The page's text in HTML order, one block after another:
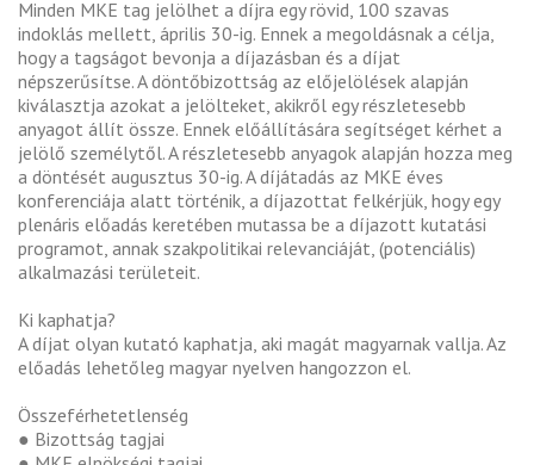
Minden MKE tag jelölhet a díjra egy rövid, 100 szavas
indoklás mellett, április 30-ig. Ennek a megoldásnak a célja,
hogy a tagságot bevonja a díjazásban és a díjat
népszerűsítse. A döntőbizottság az előjelölések alapján
kiválasztja azokat a jelölteket, akikről egy részletesebb
anyagot állít össze. Ennek előállítására segítséget kérhet a
jelölő személytől. A részletesebb anyagok alapján hozza meg
a döntését augusztus 30-ig. A díjátadás az MKE éves
konferenciája alatt történik, a díjazottat felkérjük, hogy egy
plenáris előadás keretében mutassa be a díjazott kutatási
programot, annak szakpolitikai relevanciáját, (potenciális)
alkalmazási területeit.
Ki kaphatja?
A díjat olyan kutató kaphatja, aki magát magyarnak vallja. Az
előadás lehetőleg magyar nyelven hangozzon el.
Összeférhetetlenség
● Bizottság tagjai